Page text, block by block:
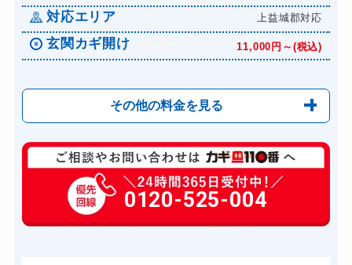
対応エリア 上益城郡対応
玄関カギ開け 11,000円～(税込)
その他の料金を見る
玄関カギ修理 6,600円～(税込)
玄関カギ作成 14,300円～(税込)
玄関カギ交換 14,300円～(税込)
0120-525-004